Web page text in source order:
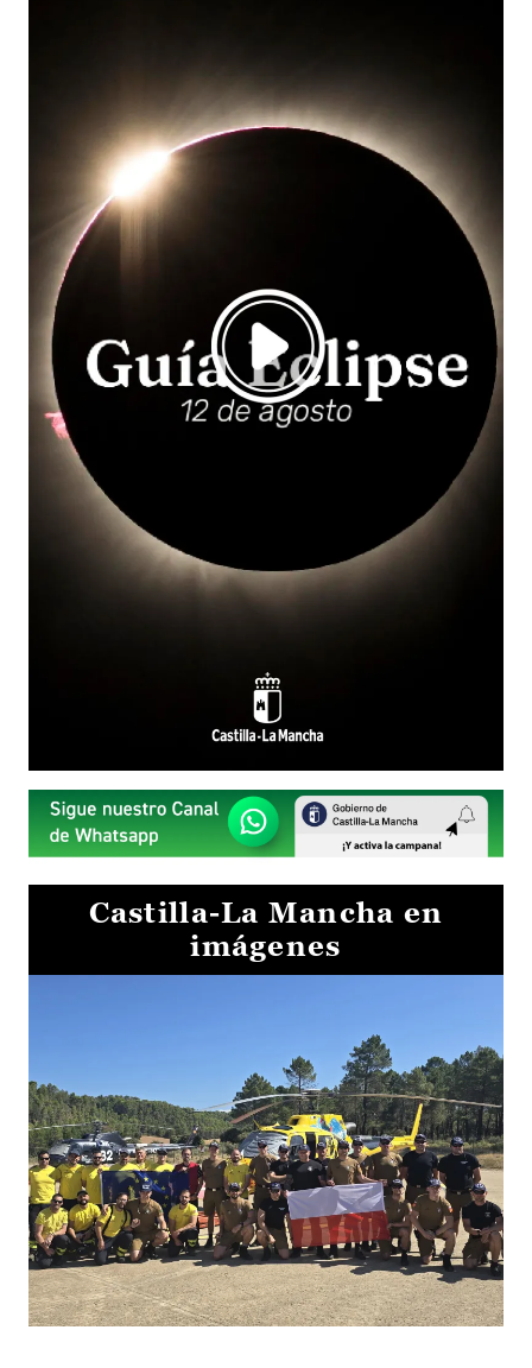
Castilla-La Mancha en
imágenes